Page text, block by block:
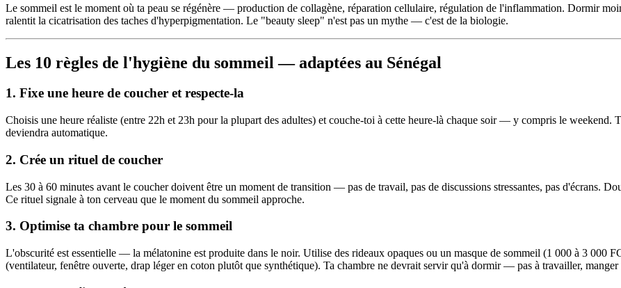
Le sommeil est le moment où ta peau se régénère — production de collagène, réparation cellulaire, régulation de l'inflammation. Dormir
ralentit la cicatrisation des taches d'hyperpigmentation. Le "beauty sleep" n'est pas un mythe — c'est de la biologie.
Les 10 règles de l'hygiène du sommeil — adaptées au Sénégal
1. Fixe une heure de coucher et respecte-la
Choisis une heure réaliste (entre 22h et 23h pour la plupart des adultes) et couche-toi à cette heure-là chaque soir — y compris le weekend.
deviendra automatique.
2. Crée un rituel de coucher
Les 30 à 60 minutes avant le coucher doivent être un moment de transition — pas de travail, pas de discussions stressantes, pas d'écrans.
Ce rituel signale à ton cerveau que le moment du sommeil approche.
3. Optimise ta chambre pour le sommeil
L'obscurité est essentielle — la mélatonine est produite dans le noir. Utilise des rideaux opaques ou un masque de sommeil (1 000 à 3 000
(ventilateur, fenêtre ouverte, drap léger en coton plutôt que synthétique). Ta chambre ne devrait servir qu'à dormir — pas à travailler, manger